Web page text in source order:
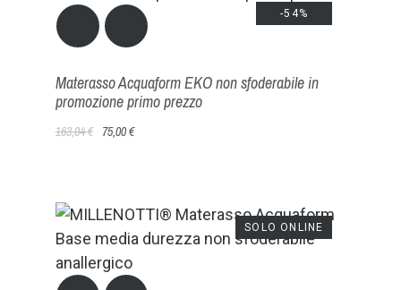
Materasso Acquaform EKO non sfoderabile in
promozione primo prezzo
163,04 € 75,00 €
-54%
SOLO ONLINE